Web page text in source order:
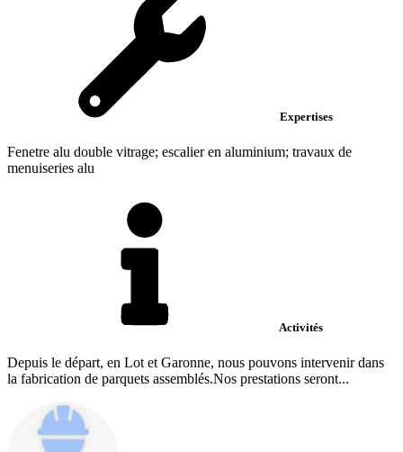
Expertises
Fenetre alu double vitrage; escalier en aluminium; travaux de
menuiseries alu
Activités
Depuis le départ, en Lot et Garonne, nous pouvons intervenir dans
la fabrication de parquets assemblés.Nos prestations seront...